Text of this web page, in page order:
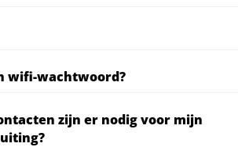
wifi-wachtwoord?
zijn er nodig voor mijn